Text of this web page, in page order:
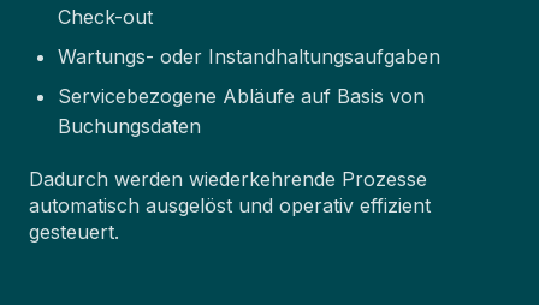
Check-out
Wartungs- oder Instandhaltungsaufgaben
Servicebezogene Abläufe auf Basis von
Buchungsdaten
Dadurch werden wiederkehrende Prozesse
automatisch ausgelöst und operativ effizient
gesteuert.